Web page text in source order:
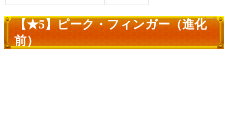
【★5】ピーク・フィンガー（進化
前）